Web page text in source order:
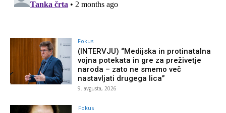
Fokus
(INTERVJU) “Medijska in protinatalna
vojna potekata in gre za preživetje
naroda – zato ne smemo več
nastavljati drugega lica”
9. avgusta, 2026
Fokus